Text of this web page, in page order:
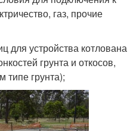
газ, прочие
для устройства котлована
грунта и откосов,
грунта);